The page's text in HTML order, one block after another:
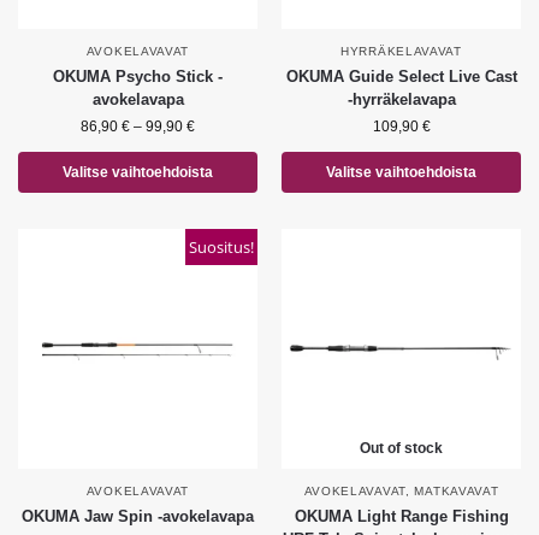
AVOKELAVAVAT
OKUMA Psycho Stick -
avokelavapa
86,90 € – 99,90 €
Valitse vaihtoehdoista
HYRRÄKELAVAVAT
OKUMA Guide Select Live Cast
-hyrräkelavapa
109,90 €
Valitse vaihtoehdoista
Suositus!
AVOKELAVAVAT
OKUMA Jaw Spin -avokelavapa
Out of stock
AVOKELAVAVAT ,MATKAVAVAT
OKUMA Light Range Fishing